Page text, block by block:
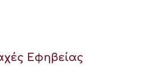
Εφηβείας